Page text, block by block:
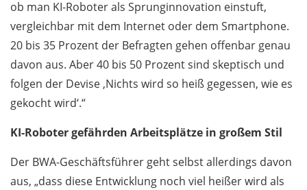
ob man KI-Roboter als Sprung­innovation einstuft,
vergleichbar mit dem Internet oder dem Smartphone.
20 bis 35 Prozent der Befragten gehen offenbar genau
davon aus. Aber 40 bis 50 Prozent sind skeptisch und
folgen der Devise ‚Nichts wird so heiß gegessen, wie es
gekocht wird‘.“
KI-Roboter gefährden Arbeitsplätze in großem Stil
Der BWA-Geschäftsführer geht selbst allerdings davon
aus, „dass diese Entwicklung noch viel heißer wird als